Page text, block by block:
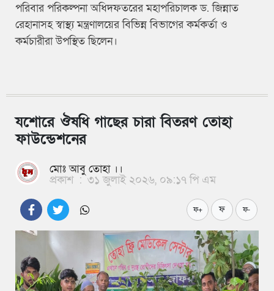
পরিবার পরিকল্পনা অধিদফতরের মহাপরিচালক ড. জিন্নাত
রেহানাসহ স্বাস্থ্য মন্ত্রণালয়ের বিভিন্ন বিভাগের কর্মকর্তা ও
কর্মচারীরা উপস্থিত ছিলেন।
যশোরে ঔষধি গাছের চারা বিতরণ তোহা
ফাউন্ডেশনের
মোঃ আবু তোহা ।।
প্রকাশ : ৩১ জুলাই ২০২৬, ০৯:১৭ পি এম
ফ+ ফ ফ-